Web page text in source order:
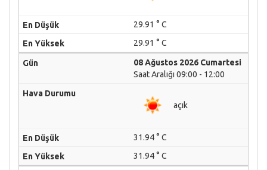
29.91 ° C
29.91 ° C
08 Ağustos 2026 Cumartesi
Saat Aralığı 09:00 - 12:00
açık
31.94 ° C
31.94 ° C